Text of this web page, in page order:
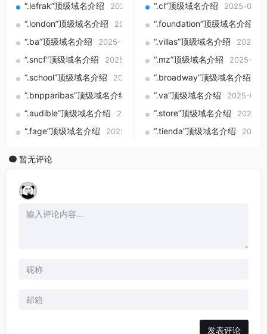
“.lefrak”顶级域名介绍 2025-09-01“.cl”顶级域名介绍 2025-09-
“.london”顶级域名介绍 2025-09-01“.foundation”顶级域名介绍
“.ba”顶级域名介绍 2025-09-01 “.villas”顶级域名介绍 2025-
“.sncf”顶级域名介绍 2025-09-01 “.mz”顶级域名介绍 2025-09-
“.school”顶级域名介绍 2025-09-01“.broadway”顶级域名介绍
“.bnpparibas”顶级域名介绍 2025-09-01
“.va”顶级域名介绍 2025-09-
“.audible”顶级域名介绍 2025-09-01“.store”顶级域名介绍 2025-
“.fage”顶级域名介绍 2025-09-01 “.tienda”顶级域名介绍 2025-
暂无评论
发表评论